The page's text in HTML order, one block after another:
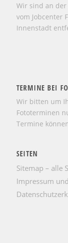
Wir sind an
vom Jobcenter
Innenstadt
TERMINE BEI
Wir bitten um
Fototerminen
Termine
SEITEN
Sitemap – alle
Impressum und